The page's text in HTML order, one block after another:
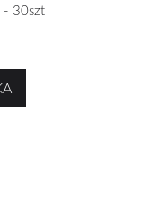
- 30szt